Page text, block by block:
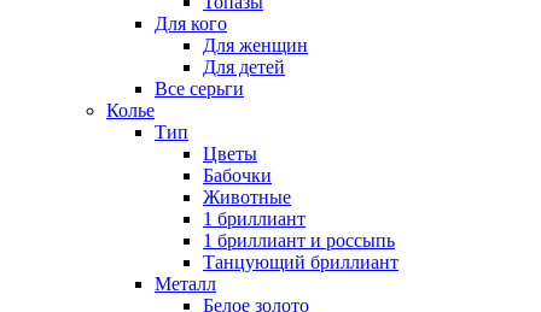
Для кого
Для женщин
Для детей
Все серьги
Колье
Тип
Цветы
Бабочки
Животные
1 бриллиант
1 бриллиант и россыпь
Танцующий бриллиант
Металл
Белое золото